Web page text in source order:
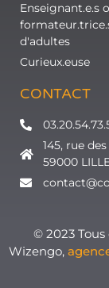
Enseignant.e.s
d'adultes
Curieux.euse
CONTACT
145, rue
59000
© 2023
Wizengo,